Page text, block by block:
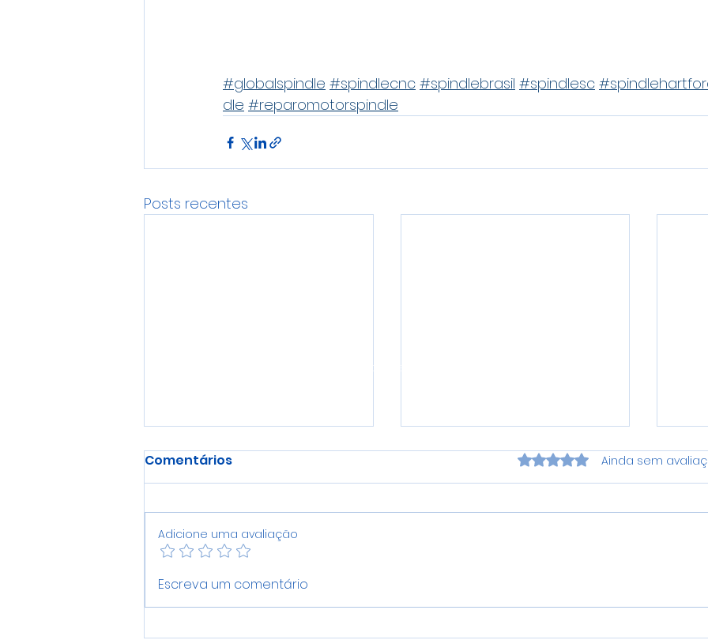
#globalspindle #spindlecnc #spindlebrasil #spindlesc
dle #reparomotorspindle
Posts recentes
Spindle, cabeçote ou
fuso: existe diferença?
com Testes de Precisão
Comentários Avaliado com 0 de 5
Ainda sem
Adicione uma avaliação
Escreva um comentário
© 2025 Global Spindle. Todos os direitos reservados.